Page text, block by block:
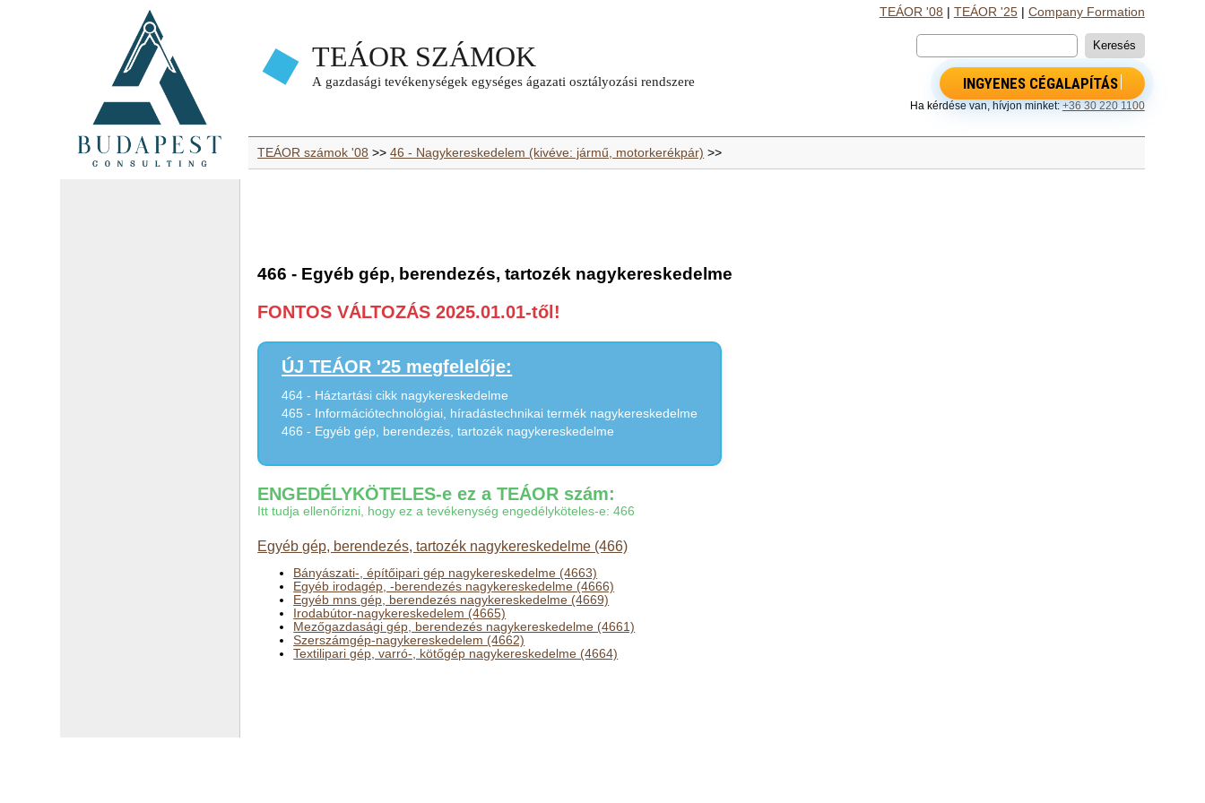
TEÁOR '08 TEÁOR '25| Company Formation
INGYENES CÉGALAPÍTÁS
Ha kérdése van, hívjon minket: +36 30 220 1100
TEÁOR számok '08 >>46 - Nagykereskedelem (kivéve: jármű, motorkerékpár) >>
466 - Egyéb gép, berendezés, tartozék nagykereskedelme
FONTOS VÁLTOZÁS 2025.01.01-től!
ÚJ TEÁOR '25 megfelelője:
464 - Háztartási cikk nagykereskedelme
465 - Információtechnológiai, híradástechnikai termék nagykereskedelme
466 - Egyéb gép, berendezés, tartozék nagykereskedelme
ENGEDÉLYKÖTELES-e ez a TEÁOR szám:
Itt tudja ellenőrizni, hogy ez a tevékenység engedélyköteles-e: 466
Egyéb gép, berendezés, tartozék nagykereskedelme (466)
Bányászati-, építőipari gép nagykereskedelme (4663)
Egyéb irodagép, -berendezés nagykereskedelme (4666)
Egyéb mns gép, berendezés nagykereskedelme (4669)
Irodabútor-nagykereskedelem (4665)
Mezőgazdasági gép, berendezés nagykereskedelme (4661)
Szerszámgép-nagykereskedelem (4662)
Textilipari gép, varró-, kötőgép nagykereskedelme (4664)